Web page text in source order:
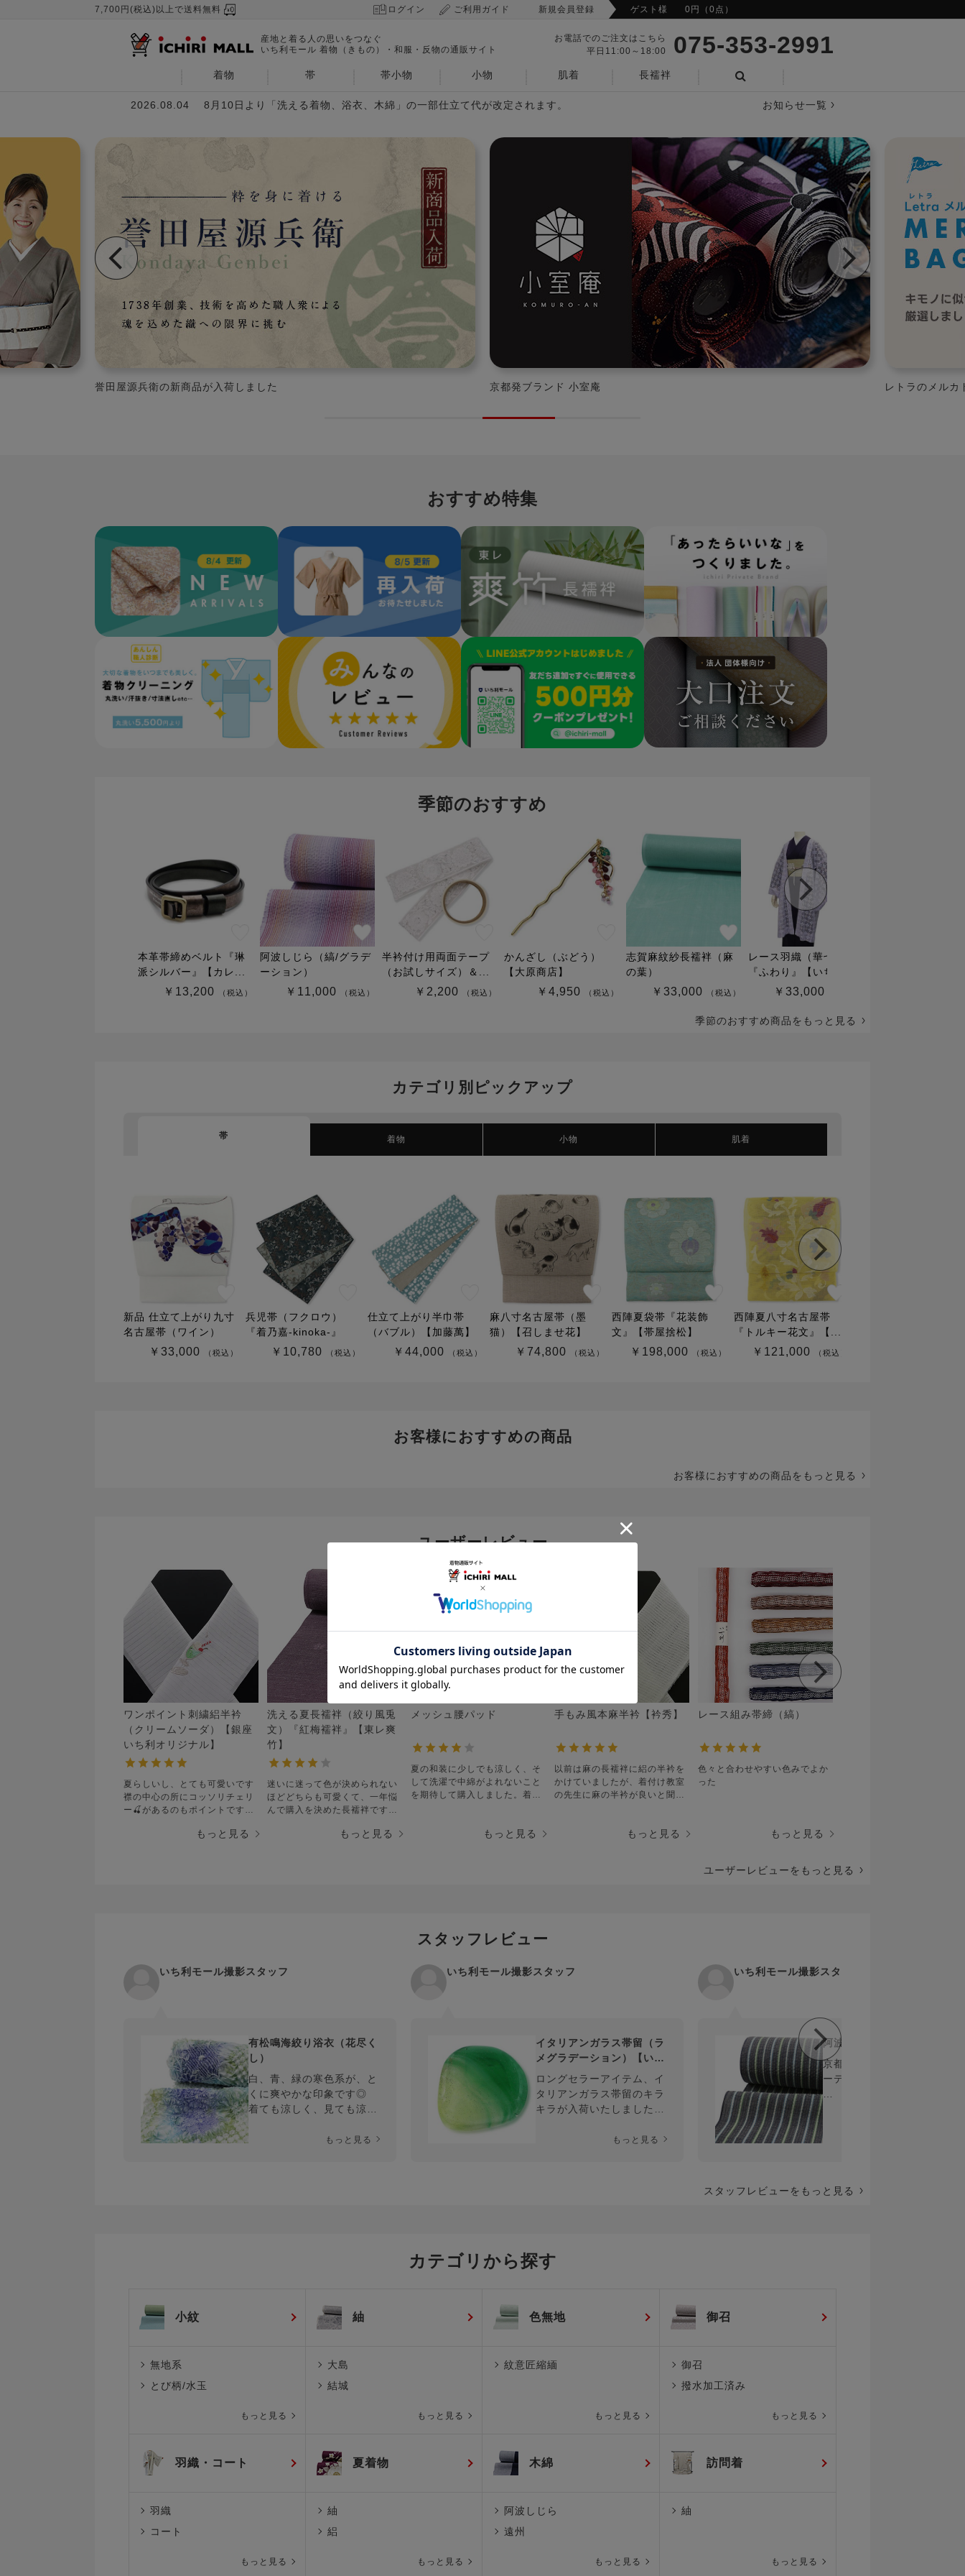
7,700円(税込)以上で送料無料 ログイン ご利用ガイド 新規会員登録 ゲスト様 0円（0点）
産地と着る人の思いをつなぐ
いち利モール 着物（きもの）・和服・反物の通販サイト
お電話でのご注文はこちら
平日11:00～18:00
075-353-2991
着物 帯 帯小物 小物 肌着
長襦袢
2026.08.04
8月10日より「洗える着物、浴衣、木綿」の一部仕立て代が改定されます。 お知らせ一覧
京都発ブランド 小室庵 レトラのメルカドバッグが入荷いたしました！ たかはしきもの
おすすめ特集
新着アイテム一覧ページへ 再入荷アイテム一覧ページへ 東レ爽竹長襦袢ページへ プライベートブランドページへ
季節のおすすめ
本革帯締めベルト『琳
派シルバー』【カレ...
￥13,200 （税込）
阿波しじら（縞/グラデ
ーション）
￥11,000 （税込）
半衿付け用両面テープ
（お試しサイズ）＆...
￥2,200 （税込）
かんざし（ぶどう）
【大原商店】
￥4,950 （税込）
志賀麻紋紗長襦袢（麻
の葉）
￥33,000 （税込）
レース羽織（華七宝）
『ふわり』【いち利...
￥33,000
季節のおすすめ商品をもっと見る
カテゴリ別ピックアップ
帯 着物 小物 肌着
新品 仕立て上がり九寸
名古屋帯（ワイン）
￥33,000 （税込）
兵児帯（フクロウ）
『着乃嘉-kinoka-』
￥10,780 （税込）
仕立て上がり半巾帯
（バブル）【加藤萬】
￥44,000 （税込）
麻八寸名古屋帯（墨
猫）【召しませ花】
￥74,800 （税込）
西陣夏袋帯『花装飾
文』【帯屋捨松】
￥198,000 （税込）
西陣夏八寸名古屋帯
『トルキー花文』【...
￥121,000 （税込）
お客様におすすめの商品
お客様におすすめの商品をもっと見る
ユーザーレビュー
ワンポイント刺繍絽半衿
（クリームソーダ）【銀座
いち利オリジナル】
夏らしいし、とても可愛いです
襟の中心の所にコッソリチェリ
ー🍒があるのもポイントです
お出かけの時に使う為に長襦袢
もっと見る
洗える夏長襦袢（絞り風兎
文）『紅梅襦袢』【東レ爽
竹】
迷いに迷って色が決められない
ほどどちらも可愛くて、一年悩
んで購入を決めた長襦袢です。
可愛い柄が入ってきてトキメキ
もっと見る
メッシュ腰パッド
夏の和装に少しでも涼しく、そ
して洗濯で中綿がよれないこと
を期待して購入しました。着用
ただ洗濯しても形が保たれてい
もっと見る
手もみ風本麻半衿【衿秀】
以前は麻の長襦袢に絽の半衿を
かけていましたが、着付け教室
の先生に麻の半衿が良いと聞き
買って良かったです。色違いで
もっと見る
レース組み帯締（縞）
色々と合わせやすい色みでよか
った
もっと見る
ユーザーレビューをもっと見る
スタッフレビュー
いち利モール撮影スタッフ
有松鳴海絞り浴衣（花尽く
し）
白、青、緑の寒色系が、と
くに爽やかな印象です◎
着ても涼しく、見ても涼し
追求したい方、こちらをど
もっと見る
いち利モール撮影スタッフ
イタリアンガラス帯留（ラ
メグラデーション）【いち
利モールオリジナル】
ロングセラーアイテム、イ
タリアンガラス帯留のキラ
キラが入荷いたしました！
キラ感を伝えたいとこ
もっと見る
いち利モール撮影スタッフ
阿波しじら木綿（縞）
京都スタッフの【祇園祭コ
ーデ】
たします♪
こちらは阿波しじら木綿
性的なものを選びました
した！
スタッフレビューをもっと見る
カテゴリから探す
小紋
無地系
とび柄/水玉
もっと見る
紬
大島
結城
もっと見る
色無地
紋意匠縮緬
もっと見る
御召
御召
撥水加工済み
もっと見る
羽織・コート
羽織
コート
もっと見る
夏着物
紬
絽
もっと見る
木綿
阿波しじら
遠州
もっと見る
訪問着
紬
もっと見る